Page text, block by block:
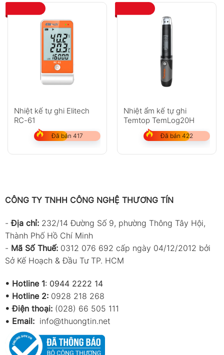
Nhiệt kế tự ghi Elitech
RC-61
Đã bán 417
Nhiệt ẩm kế tự ghi
Temtop TemLog20H
Đã bán 422
CÔNG TY TNHH CÔNG NGHỆ THƯƠNG TÍN
-Địa chỉ: 232/14 Đường Số 9, phường Thông Tây Hội,
Thành Phố Hồ Chí Minh
- Mã Số Thuế: 0312 076 692 cấp ngày 04/12/2012 bởi
Sở Kế Hoạch & Đầu Tư TP. HCM
• Hotline 1: 0944 2222 14
• Hotline 2: 0928 218 268
• Điện thoại: (028) 66 505 111
• Email: info@thuongtin.net